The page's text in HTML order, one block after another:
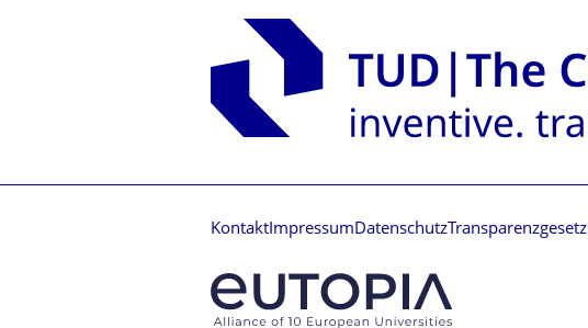
Kontakt Impressum DatenschutzTransparenzgesetz